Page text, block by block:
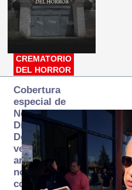
Norte
de
Ciudad
Más
que
noticias,
hacemos periodismo
CREMATORIO
DEL HORROR
Cobertura
especial de
Norte
Digital:
Donde la
verdad
arde… pero
no se
consume